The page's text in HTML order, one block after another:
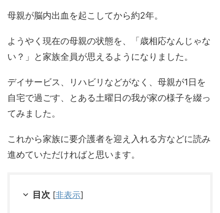
母親が脳内出血を起こしてから約2年。
ようやく現在の母親の状態を、「歳相応なんじゃな
い？」と家族全員が思えるようになりました。
デイサービス、リハビリなどがなく、母親が1日を
自宅で過ごす、とある土曜日の我が家の様子を綴っ
てみました。
これから家族に要介護者を迎え入れる方などに読み
進めていただければと思います。
目次 [非表示]